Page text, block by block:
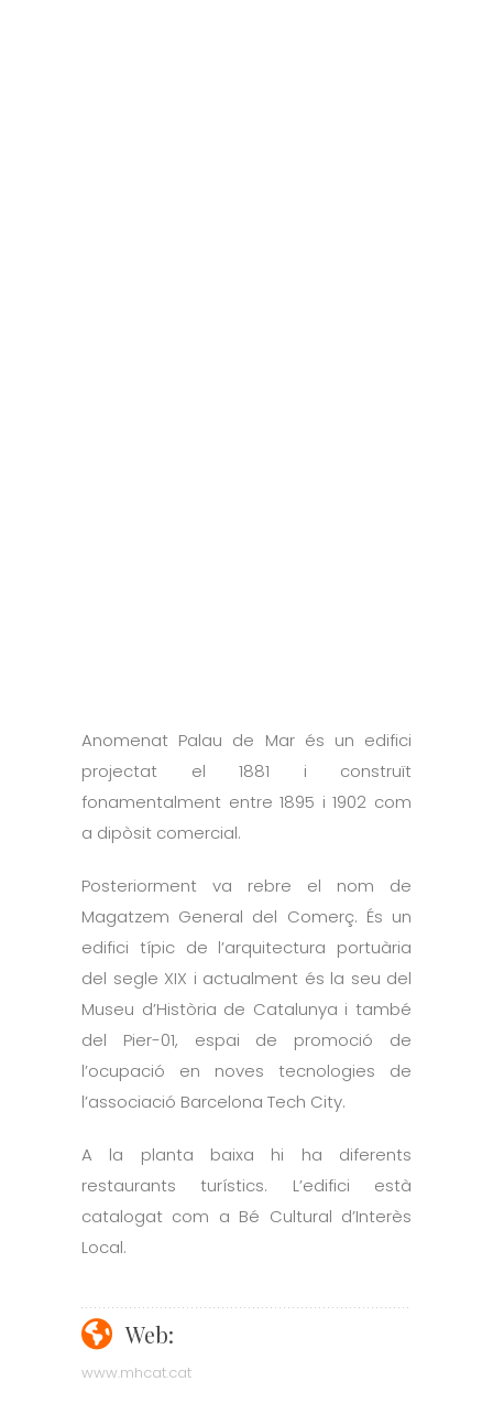
Anomenat Palau de Mar és un edifici
projectat el 1881 i construït
fonamentalment entre 1895 i 1902 com
a dipòsit comercial.
Posteriorment va rebre el nom de
Magatzem General del Comerç. És un
edifici típic de l’arquitectura portuària
del segle XIX i actualment és la seu del
Museu d’Història de Catalunya i també
del Pier-01, espai de promoció de
l’ocupació en noves tecnologies de
l’associació Barcelona Tech City.
A la planta baixa hi ha diferents
restaurants turístics. L’edifici està
catalogat com a Bé Cultural d’Interès
Local.
Web:
www.mhcat.cat